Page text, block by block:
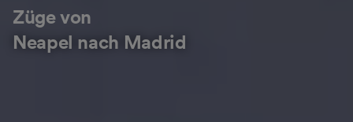
Züge von
Neapel nach Madrid